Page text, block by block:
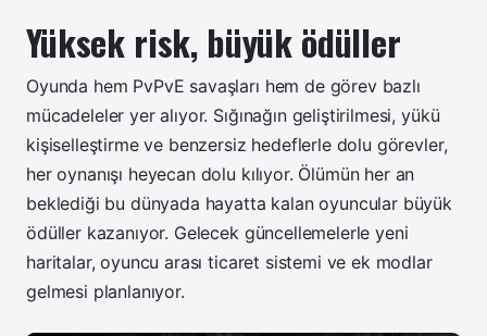
Yüksek risk, büyük ödüller
Oyunda hem PvPvE savaşları hem de görev bazlı
mücadeleler yer alıyor. Sığınağın geliştirilmesi, yükü
kişiselleştirme ve benzersiz hedeflerle dolu görevler,
her oynanışı heyecan dolu kılıyor. Ölümün her an
beklediği bu dünyada hayatta kalan oyuncular büyük
ödüller kazanıyor. Gelecek güncellemelerle yeni
haritalar, oyuncu arası ticaret sistemi ve ek modlar
gelmesi planlanıyor.